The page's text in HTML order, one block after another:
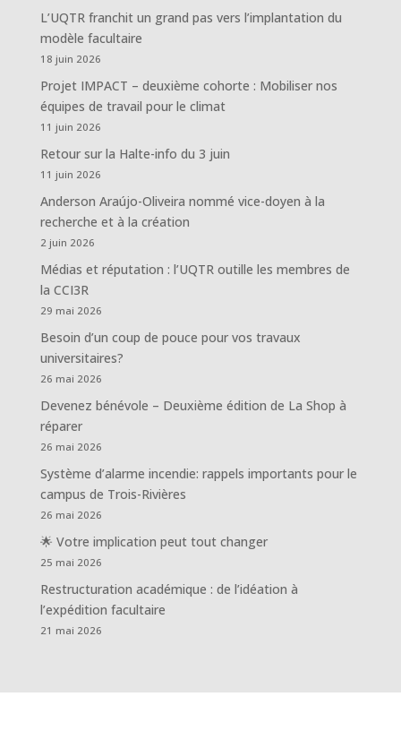
L’UQTR franchit un grand pas vers l’implantation du
modèle facultaire
18 juin 2026
Projet IMPACT – deuxième cohorte : Mobiliser nos
équipes de travail pour le climat
11 juin 2026
Retour sur la Halte-info du 3 juin
11 juin 2026
Anderson Araújo-Oliveira nommé vice-doyen à la
recherche et à la création
2 juin 2026
Médias et réputation : l’UQTR outille les membres de
la CCI3R
29 mai 2026
Besoin d’un coup de pouce pour vos travaux
universitaires?
26 mai 2026
Devenez bénévole – Deuxième édition de La Shop à
réparer
26 mai 2026
Système d’alarme incendie: rappels importants pour le
campus de Trois-Rivières
26 mai 2026
🌟 Votre implication peut tout changer
25 mai 2026
Restructuration académique : de l’idéation à
l’expédition facultaire
21 mai 2026